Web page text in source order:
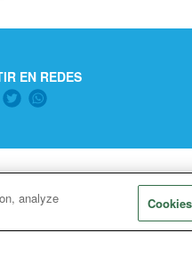
EN REDES
analyze